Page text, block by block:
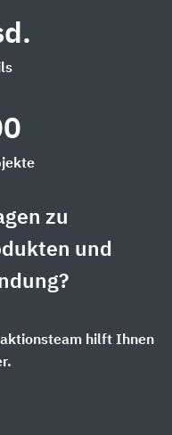
zu
und
hilft Ihnen